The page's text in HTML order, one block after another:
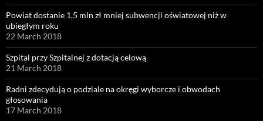
Powiat dostanie 1,5 mln zł mniej subwencji oświatowej niż w
ubiegłym roku
22 March 2018
Szpital przy Szpitalnej z dotacją celową
21 March 2018
Radni zdecydują o podziale na okręgi wyborcze i obwodach
głosowania
17 March 2018